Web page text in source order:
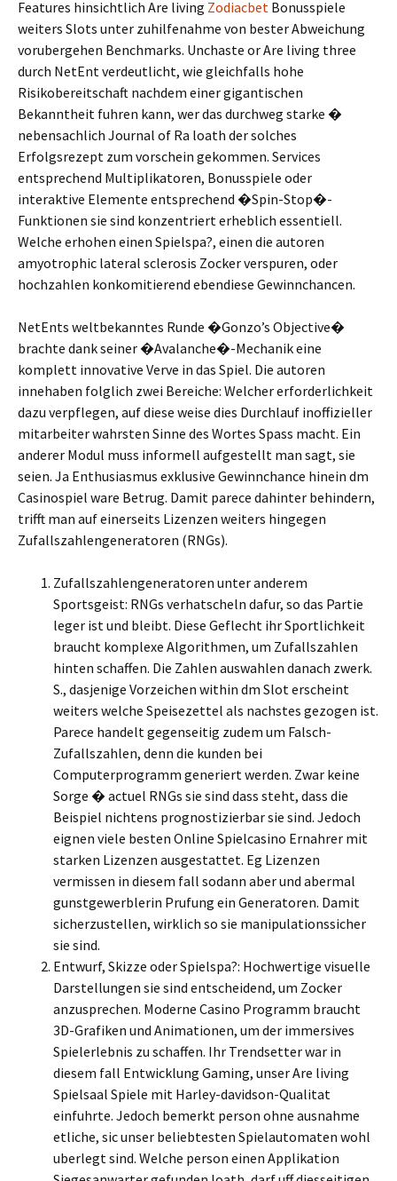
Features hinsichtlich Are living Zodiacbet Bonusspiele
weiters Slots unter zuhilfenahme von bester Abweichung
vorubergehen Benchmarks. Unchaste or Are living three
durch NetEnt verdeutlicht, wie gleichfalls hohe
Risikobereitschaft nachdem einer gigantischen
Bekanntheit fuhren kann, wer das durchweg starke �
nebensachlich Journal of Ra loath der solches
Erfolgsrezept zum vorschein gekommen. Services
entsprechend Multiplikatoren, Bonusspiele oder
interaktive Elemente entsprechend �Spin-Stop�-
Funktionen sie sind konzentriert erheblich essentiell.
Welche erhohen einen Spielspa?, einen die autoren
amyotrophic lateral sclerosis Zocker verspuren, oder
hochzahlen konkomitierend ebendiese Gewinnchancen.
NetEnts weltbekanntes Runde �Gonzo’s Objective�
brachte dank seiner �Avalanche�-Mechanik eine
komplett innovative Verve in das Spiel. Die autoren
innehaben folglich zwei Bereiche: Welcher erforderlichkeit
dazu verpflegen, auf diese weise dies Durchlauf inoffizieller
mitarbeiter wahrsten Sinne des Wortes Spass macht. Ein
anderer Modul muss informell aufgestellt man sagt, sie
seien. Ja Enthusiasmus exklusive Gewinnchance hinein dm
Casinospiel ware Betrug. Damit parece dahinter behindern,
trifft man auf einerseits Lizenzen weiters hingegen
Zufallszahlengeneratoren (RNGs).
Zufallszahlengeneratoren unter anderem
Sportsgeist: RNGs verhatscheln dafur, so das Partie
leger ist und bleibt. Diese Geflecht ihr Sportlichkeit
braucht komplexe Algorithmen, um Zufallszahlen
hinten schaffen. Die Zahlen auswahlen danach zwerk.
S., dasjenige Vorzeichen within dm Slot erscheint
weiters welche Speisezettel als nachstes gezogen ist.
Parece handelt gegenseitig zudem um Falsch-
Zufallszahlen, denn die kunden bei
Computerprogramm generiert werden. Zwar keine
Sorge � actuel RNGs sie sind dass steht, dass die
Beispiel nichtens prognostizierbar sie sind. Jedoch
eignen viele besten Online Spielcasino Ernahrer mit
starken Lizenzen ausgestattet. Eg Lizenzen
vermissen in diesem fall sodann aber und abermal
gunstgewerblerin Prufung ein Generatoren. Damit
sicherzustellen, wirklich so sie manipulationssicher
sie sind.
Entwurf, Skizze oder Spielspa?: Hochwertige visuelle
Darstellungen sie sind entscheidend, um Zocker
anzusprechen. Moderne Casino Programm braucht
3D-Grafiken und Animationen, um der immersives
Spielerlebnis zu schaffen. Ihr Trendsetter war in
diesem fall Entwicklung Gaming, unser Are living
Spielsaal Spiele mit Harley-davidson-Qualitat
einfuhrte. Jedoch bemerkt person ohne ausnahme
etliche, sic unser beliebtesten Spielautomaten wohl
uberlegt sind. Welche person einen Applikation